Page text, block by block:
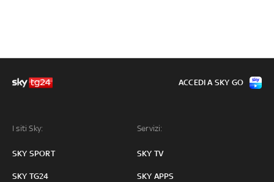
I siti Sky:
SKY SPORT
SKY TG24
Servizi:
SKY TV
SKY APPS
ACCEDI A SKY GO